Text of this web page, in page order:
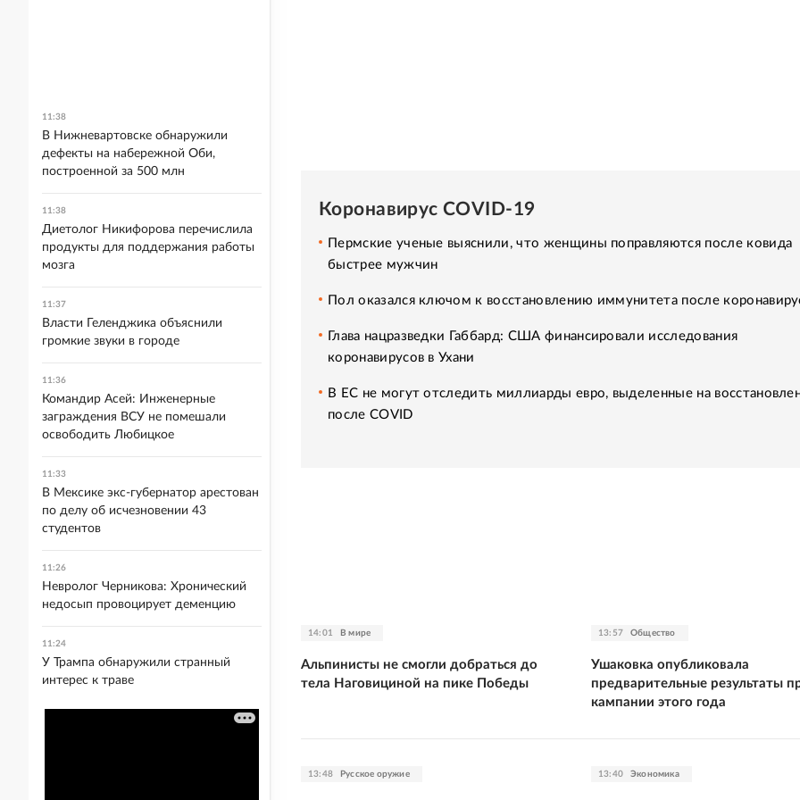
Коронавирус COVID-19
Пермские ученые выяснили, что женщины поправляются после ковида
быстрее мужчин
Пол оказался ключом к восстановлению иммунитета после
Глава нацразведки Габбард: США финансировали исследования
коронавирусов в Ухани
В ЕС не могут отследить миллиарды евро, выделенные на
после COVID
14:01 В мире
Альпинисты не смогли добраться до
тела Наговициной на пике Победы
13:57 Общество
Ушаковка опубликовала
предварительные результаты
кампании этого года
13:48 Русское оружие 13:40 Экономика
11:38
В Нижневартовске обнаружили
дефекты на набережной Оби,
построенной за 500 млн
11:38
Диетолог Никифорова перечислила
продукты для поддержания работы
мозга
11:37
Власти Геленджика объяснили
громкие звуки в городе
11:36
Командир Асей: Инженерные
заграждения ВСУ не помешали
освободить Любицкое
11:33
В Мексике экс-губернатор арестован
по делу об исчезновении 43
студентов
11:26
Невролог Черникова: Хронический
недосып провоцирует деменцию
11:24
У Трампа обнаружили странный
интерес к траве